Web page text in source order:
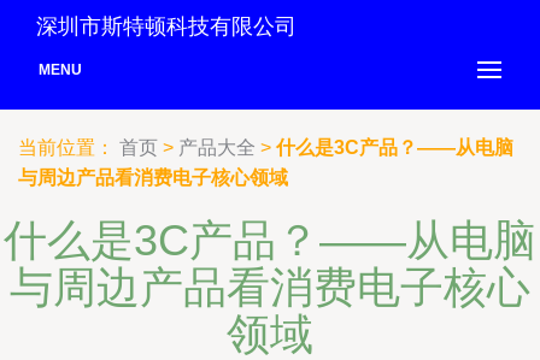
深圳市斯特顿科技有限公司
MENU
当前位置： 首页 > 产品大全 > 什么是3C产品？——从电脑
与周边产品看消费电子核心领域
什么是3C产品？——从电脑
与周边产品看消费电子核心
领域